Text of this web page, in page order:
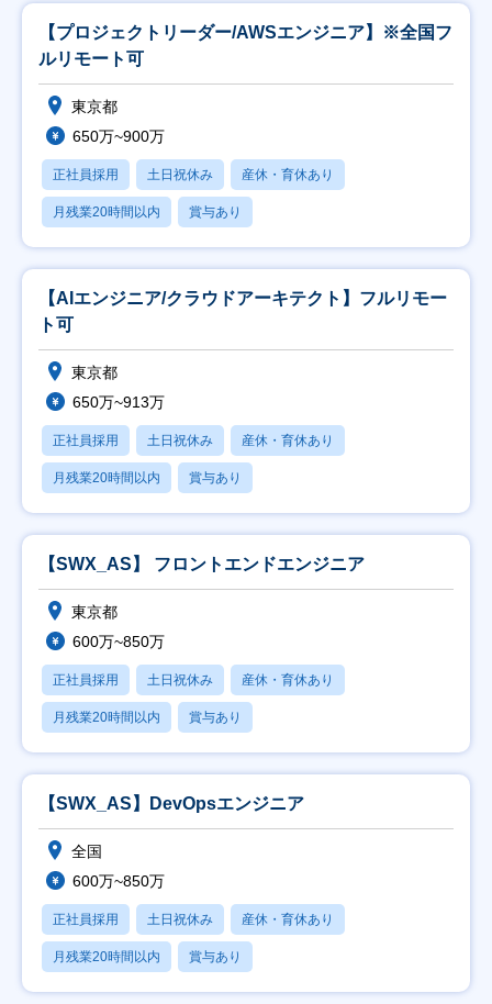
【プロジェクトリーダー/AWSエンジニア】※全国フ
ルリモート可
東京都
650万~900万
正社員採用 土日祝休み 産休・育休あり
月残業20時間以内 賞与あり
【AIエンジニア/クラウドアーキテクト】フルリモー
ト可
東京都
650万~913万
正社員採用 土日祝休み 産休・育休あり
月残業20時間以内 賞与あり
【SWX_AS】 フロントエンドエンジニア
東京都
600万~850万
正社員採用 土日祝休み 産休・育休あり
月残業20時間以内 賞与あり
【SWX_AS】DevOpsエンジニア
全国
600万~850万
正社員採用 土日祝休み 産休・育休あり
月残業20時間以内 賞与あり